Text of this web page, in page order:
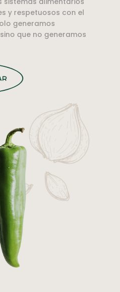
y respetuosos con el
generamos
que no generamos